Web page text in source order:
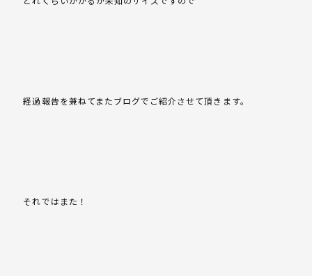
経過報告を兼ねてまたブログでご紹介させて頂きます。
それではまた！